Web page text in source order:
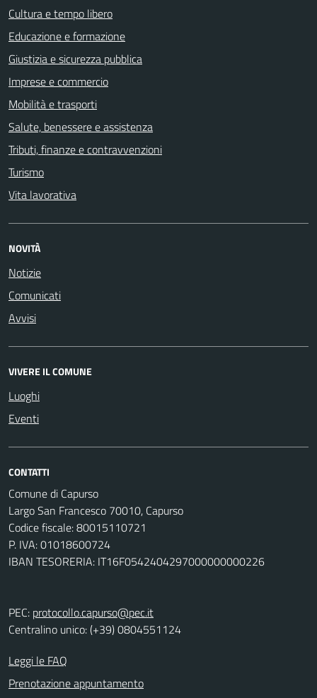
Cultura e tempo libero
Educazione e formazione
Giustizia e sicurezza pubblica
Imprese e commercio
Mobilità e trasporti
Salute, benessere e assistenza
Tributi, finanze e contravvenzioni
Turismo
Vita lavorativa
NOVITÀ
Notizie
Comunicati
Avvisi
VIVERE IL COMUNE
Luoghi
Eventi
CONTATTI
Comune di Capurso
Largo San Francesco 70010, Capurso
Codice fiscale: 80015110721
P. IVA: 01018600724
IBAN TESORERIA: IT16F0542404297000000000226
PEC: protocollo.capurso@pec.it
Centralino unico: (+39) 0804551124
Leggi le FAQ
Prenotazione appuntamento